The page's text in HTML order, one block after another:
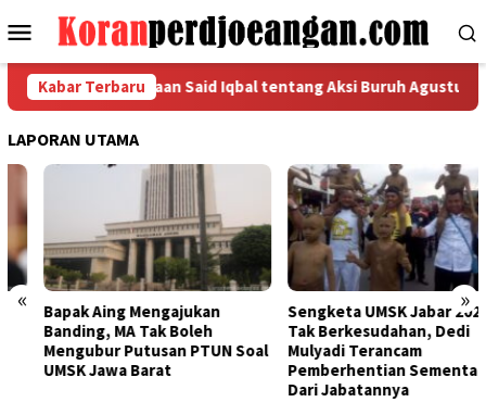
ke
Menu
Mobile
Kabar Terbaru
Pernyataan Said Iqbal tentang Aksi Buruh Agustus-
LAPORAN UTAMA
« »
Bapak Aing Mengajukan
Banding, MA Tak Boleh
Mengubur Putusan PTUN Soal
UMSK Jawa Barat
Sengketa UMSK Jabar 2026
Tak Berkesudahan, Dedi
Mulyadi Terancam
Pemberhentian Sementara
Dari Jabatannya